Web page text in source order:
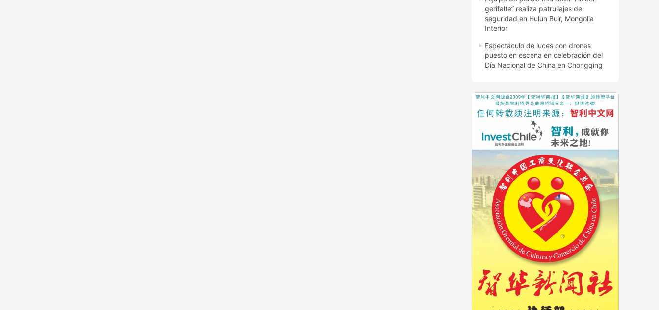
gerifalte” realiza patrullajes de
seguridad en Hulun Buir, Mongolia
Interior
Espectáculo de luces con drones
puesto en escena en celebración del
Día Nacional de China en Chongqing